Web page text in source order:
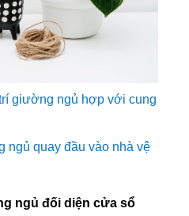
giường ngủ hợp với cung
ngủ quay đầu vào nhà vệ
ngủ đối diện cửa sổ